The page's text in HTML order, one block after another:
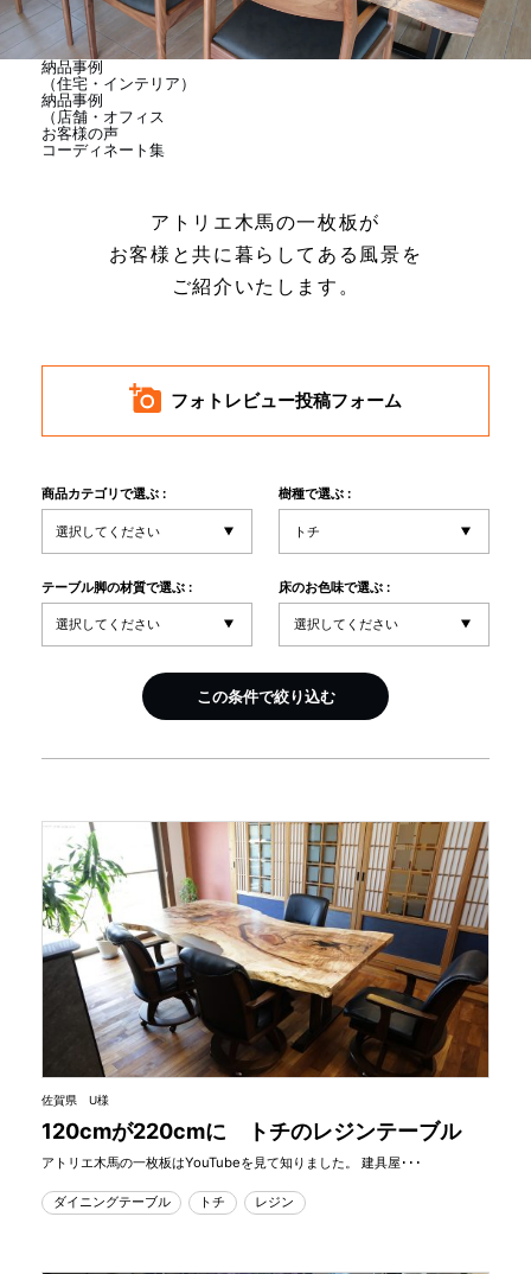
直営店
イベント
WEBカタログ
新入荷情報
INFORMATION
MOKUBA CHANNEL
よくあるご質問
納品事例
（住宅・インテリア）
納品事例
（店舗・オフィス
お客様の声
コーディネート集
アトリエ木馬の一枚板が
お客様と共に暮らしてある風景を
ご紹介いたします。
フォトレビュー投稿フォーム
商品カテゴリで選ぶ : 樹種で選ぶ :
テーブル脚の材質で選ぶ : 床のお色味で選ぶ :
この条件で絞り込む
佐賀県 U様
120cmが220cmに トチのレジンテーブル
アトリエ木馬の一枚板はYouTubeを見て知りました。 建具屋･･･
ダイニングテーブル トチ レジン